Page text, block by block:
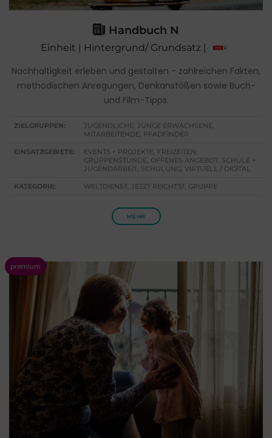
Handbuch N
Einheit | Hintergrund/ Grundsatz |
Nachhaltigkeit erleben und gestalten - zahlreichen Fakten,
methodischen Anregungen, Denkanstößen sowie Buch-
und Film-Tipps.
ZIELGRUPPEN:
JUGENDLICHE, JUNGE ERWACHSENE,
MITARBEITENDE, PFADFINDER
EINSATZGEBIETE:
EVENTS + PROJEKTE, FREIZEITEN,
GRUPPENSTUNDE, OFFENES ANGEBOT, SCHULE +
JUGENDARBEIT, SCHULUNG, VIRTUELL / DIGITAL
KATEGORIE: WELTDIENST, JETZT REICHT'S!, GRUPPE
MEHR